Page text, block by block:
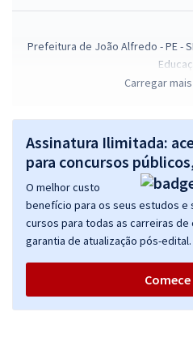
Prefeitura de João Alfredo - PE -
R$ 267,84
Prefeitura de João Alfredo - PE -
Cargos de Nível Médio
Economize
Carregar
Assinatura Ilimitada:
para concursos
O melhor custo
benefício para os seus estudos e
cursos para todas as carreiras
garantia de atualização pós-edital.